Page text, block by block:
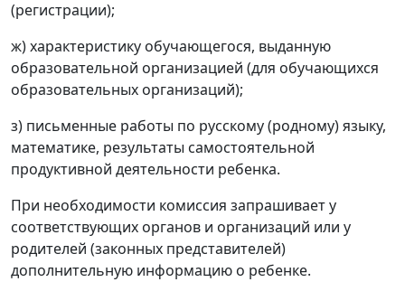
(регистрации);
ж) характеристику обучающегося, выданную
образовательной организацией (для обучающихся
образовательных организаций);
з) письменные работы по русскому (родному) языку,
математике, результаты самостоятельной
продуктивной деятельности ребенка.
При необходимости комиссия запрашивает у
соответствующих органов и организаций или у
родителей (законных представителей)
дополнительную информацию о ребенке.